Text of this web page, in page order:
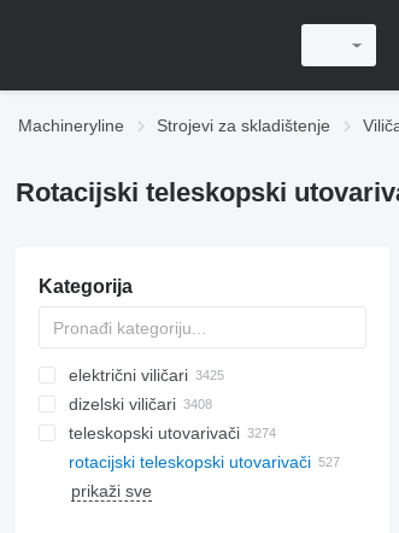
Machineryline Strojevi za skladištenje
Rotacijski teleskopski
Kategorija
električni viličari
dizelski viličari
teleskopski utovarivači
rotacijski teleskopski utovarivači
prikaži sve